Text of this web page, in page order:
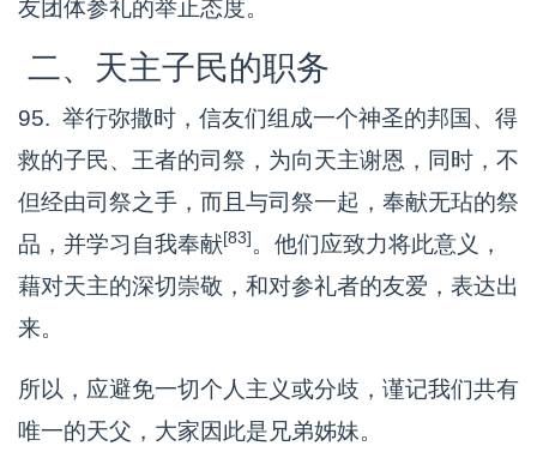
友团体参礼的举止态度。
二、天主子民的职务
95. 举行弥撒时，信友们组成一个神圣的邦国、得
救的子民、王者的司祭，为向天主谢恩，同时，不
但经由司祭之手，而且与司祭一起，奉献无玷的祭
品，并学习自我奉献[83]。他们应致力将此意义，
藉对天主的深切崇敬，和对参礼者的友爱，表达出
来。
所以，应避免一切个人主义或分歧，谨记我们共有
唯一的天父，大家因此是兄弟姊妹。